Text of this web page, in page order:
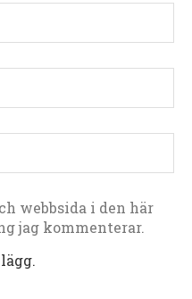
webbsida i den här
jag kommenterar.